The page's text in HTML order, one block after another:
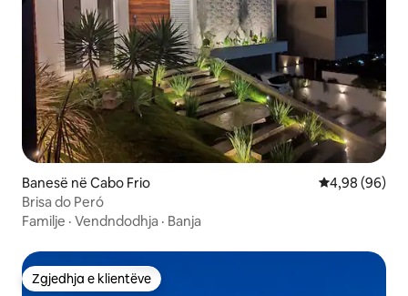
Banesë në Cabo Frio Vlerësimi
4,98 (96)
Brisa do Peró
Familje · Vendndodhja · Banja
Zgjedhja e klientëve
Zgjedhja e klientëve